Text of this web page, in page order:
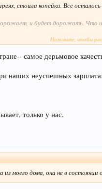
стоила копейки. Все
и будет дорожать. Что
из моего дома, она не в
Нажмите, чтобы
самое дерьмовое
наших неуспешных
только у нас.
из моего дома, она не в